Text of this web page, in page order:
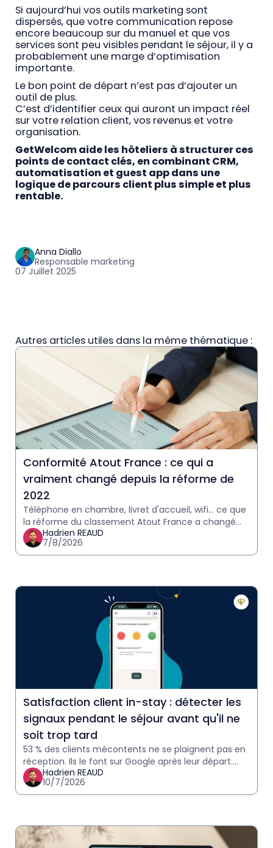
Si aujourd’hui vos outils marketing sont
dispersés, que votre communication repose
encore beaucoup sur du manuel et que vos
services sont peu visibles pendant le séjour, il y a
probablement une marge d’optimisation
importante.
Le bon point de départ n’est pas d’ajouter un
outil de plus.
C’est d’identifier ceux qui auront un impact réel
sur votre relation client, vos revenus et votre
organisation.
GetWelcom aide les hôteliers à structurer ces
points de contact clés, en combinant CRM,
automatisation et guest app dans une
logique de parcours client plus simple et plus
rentable.
Anna Diallo
Responsable marketing
07 Juillet 2025
Autres articles utiles dans la même thématique :
Conformité Atout France : ce qui a
vraiment changé depuis la réforme de
2022
Téléphone en chambre, livret d'accueil, wifi… ce que
la réforme du classement Atout France a changé
pour les hôteliers, et ce qui reste à vérifier avant
votre p
Hadrien REAUD
7/8/2026
Satisfaction client in-stay : détecter les
signaux pendant le séjour avant qu'il ne
soit trop tard
53 % des clients mécontents ne se plaignent pas en
réception. Ils le font sur Google après leur départ.
Comment détecter les signaux in-stay et agir avant
qu'il
Hadrien REAUD
10/7/2026